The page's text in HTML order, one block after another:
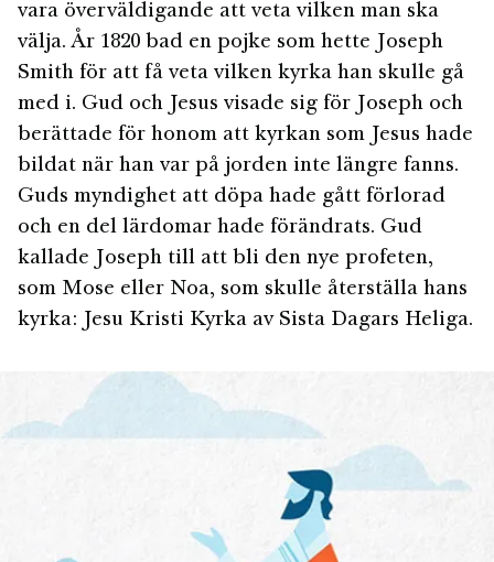
vara överväldigande att veta vilken man ska
välja. År 1820 bad en pojke som hette Joseph
Smith för att få veta vilken kyrka han skulle gå
med i. Gud och Jesus visade sig för Joseph och
berättade för honom att kyrkan som Jesus hade
bildat när han var på jorden inte längre fanns.
Guds myndighet att döpa hade gått förlorad
och en del lärdomar hade förändrats. Gud
kallade Joseph till att bli den nye profeten,
som Mose eller Noa, som skulle återställa hans
kyrka: Jesu Kristi Kyrka av Sista Dagars Heliga.